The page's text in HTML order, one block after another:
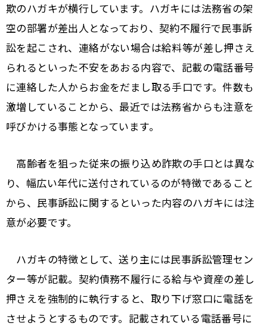
欺のハガキが横行しています。ハガキには法務省の架
空の部署が差出人となっており、契約不履行で民事訴
訟を起こされ、連絡がない場合は給料等が差し押さえ
られるといった不安をあおる内容で、記載の電話番号
に連絡した人からお金をだまし取る手口です。件数も
激増していることから、最近では法務省からも注意を
呼びかける事態となっています。
高齢者を狙った従来の振り込め詐欺の手口とは異な
り、幅広い年代に送付されているのが特徴であること
から、民事訴訟に関するといった内容のハガキには注
意が必要です。
ハガキの特徴として、送り主には民事訴訟管理セン
ター等が記載。契約債務不履行にる給与や資産の差し
押さえを強制的に執行すると、取り下げ窓口に電話を
させようとするものです。記載されている電話番号に